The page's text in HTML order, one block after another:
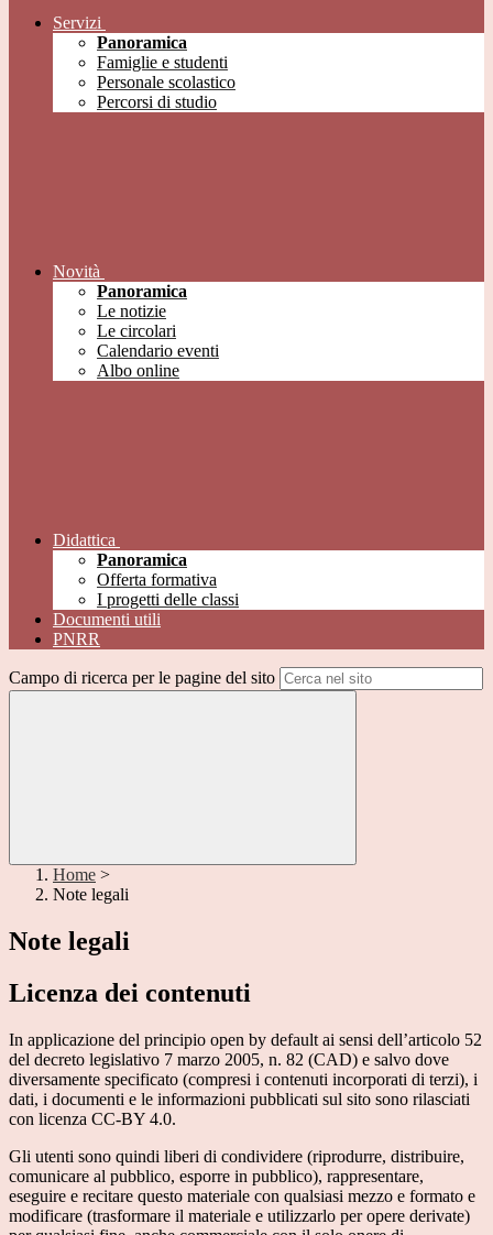
Servizi
Panoramica
Famiglie e studenti
Personale scolastico
Percorsi di studio
Novità
Panoramica
Le notizie
Le circolari
Calendario eventi
Albo online
Didattica
Panoramica
Offerta formativa
I progetti delle classi
Documenti utili
PNRR
Campo di ricerca per le pagine del sito
Home >
Note legali
Note legali
Licenza dei contenuti
In applicazione del principio open by default ai sensi dell’articolo 52
del decreto legislativo 7 marzo 2005, n. 82 (CAD) e salvo dove
diversamente specificato (compresi i contenuti incorporati di terzi), i
dati, i documenti e le informazioni pubblicati sul sito sono rilasciati
con licenza CC-BY 4.0.
Gli utenti sono quindi liberi di condividere (riprodurre, distribuire,
comunicare al pubblico, esporre in pubblico), rappresentare,
eseguire e recitare questo materiale con qualsiasi mezzo e formato e
modificare (trasformare il materiale e utilizzarlo per opere derivate)